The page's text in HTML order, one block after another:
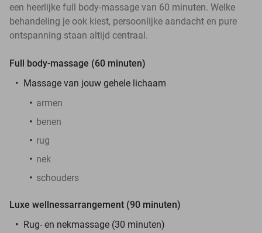
een heerlijke full body-massage van 60 minuten. Welke
behandeling je ook kiest, persoonlijke aandacht en pure
ontspanning staan altijd centraal.
Full body-massage (60 minuten)
Massage van jouw gehele lichaam
armen
benen
rug
nek
schouders
Luxe wellnessarrangement (90 minuten)
Rug- en nekmassage (30 minuten)